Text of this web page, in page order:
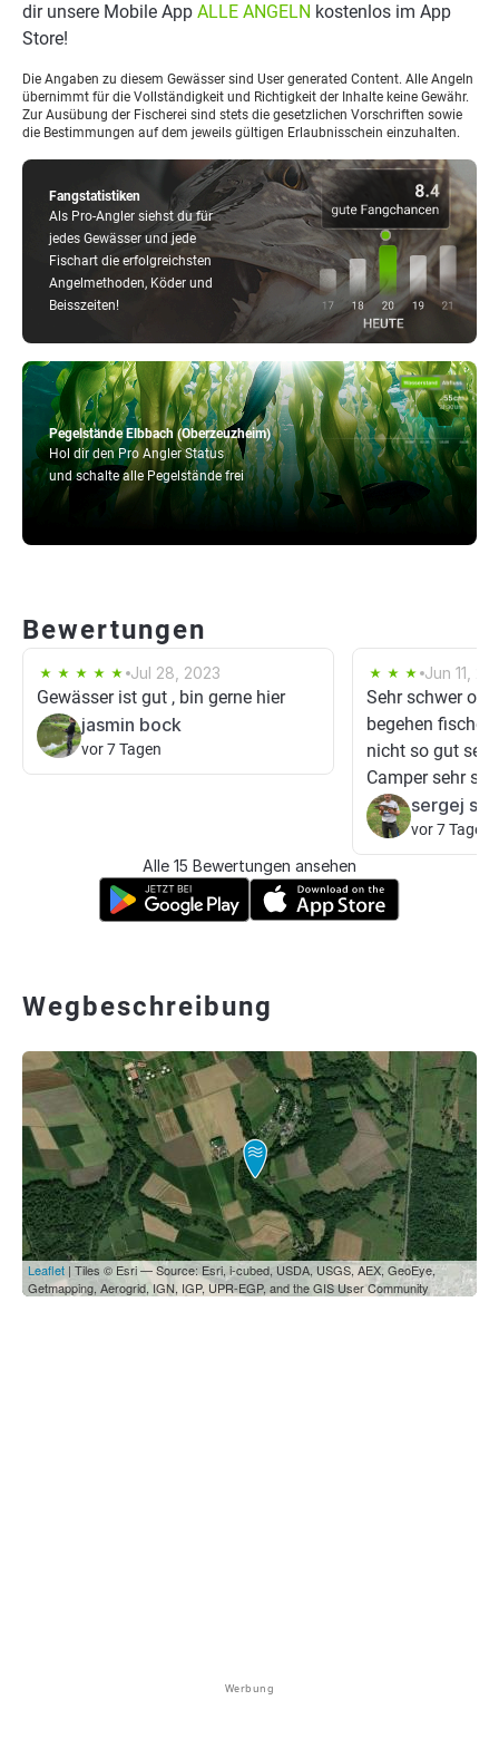
Pegelstände Elbbach (Oberzeuzheim)
Hol dir den Pro Angler Status
und schalte alle Pegelstände frei
Fangstatistiken
Als Pro-Angler siehst du für
jedes Gewässer und jede
Fischart die erfolgreichsten
Angelmethoden, Köder und
Beisszeiten!
dir unsere Mobile App ALLE ANGELN kostenlos im App
Store!
Die Angaben zu diesem Gewässer sind User generated Content. Alle Angeln
übernimmt für die Vollständigkeit und Richtigkeit der Inhalte keine Gewähr.
Zur Ausübung der Fischerei sind stets die gesetzlichen Vorschriften sowie
die Bestimmungen auf dem jeweils gültigen Erlaubnisschein einzuhalten.
Bewertungen
Jul 28, 2023
Gewässer ist gut , bin gerne hier
jasmin bock
vor 7 Tagen
Jun 11,
Sehr schwer
begehen fische
nicht so gut
Camper sehr
sergej
vor 7 Tagen
Alle 15 Bewertungen ansehen
Wegbeschreibung
Leaflet | Tiles © Esri — Source: Esri, i-cubed, USDA, USGS, AEX, GeoEye,
Getmapping, Aerogrid, IGN, IGP, UPR-EGP, and the GIS User Community
Werbung